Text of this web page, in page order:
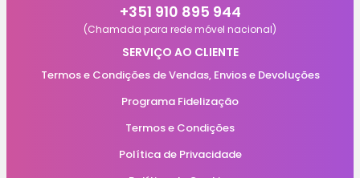
+351 910 895 944
(Chamada para rede móvel nacional)
SERVIÇO AO CLIENTE
Termos e Condições de Vendas, Envios e Devoluções
Programa Fidelização
Termos e Condições
Política de Privacidade